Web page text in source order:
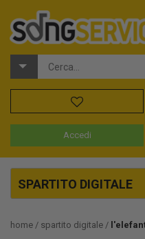
Accedi
SPARTITO DIGITALE
home spartito digitale